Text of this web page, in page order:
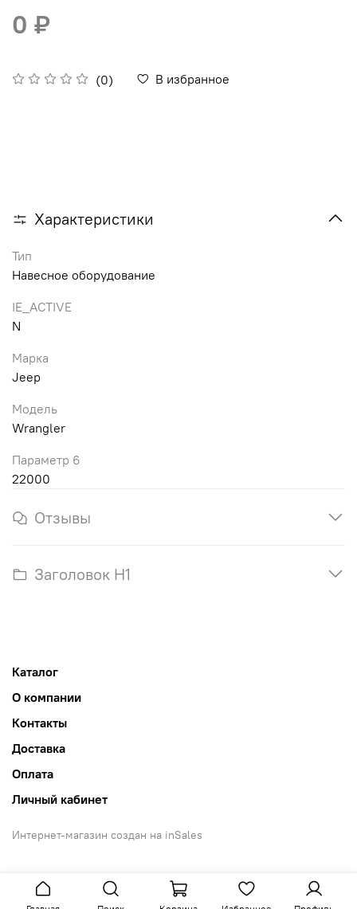
(0) В избранное
0 ₽
Характеристики
Тип
Навесное оборудование
IE_ACTIVE
N
Марка
Jeep
Модель
Wrangler
Параметр 6
22000
Отзывы
Заголовок H1
Каталог
О компании
Контакты
Доставка
Оплата
Личный кабинет
Интернет-магазин создан на inSales